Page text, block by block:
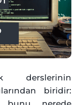
derslerinin
biridir: